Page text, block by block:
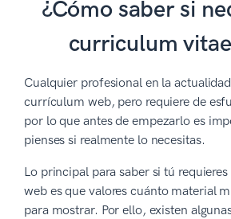
¿Cómo saber si
curriculum
Cualquier profesional en la
currículum web, pero requiere de
por lo que antes de empezarlo es
pienses si realmente lo necesitas.
Lo principal para saber si tú
web es que valores cuánto material
para mostrar. Por ello, existen